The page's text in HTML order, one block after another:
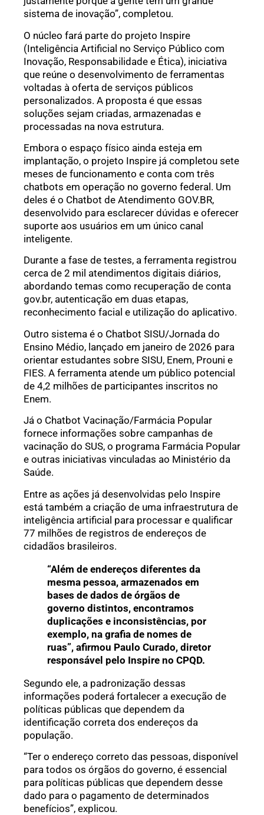
sistema de inovação”, completou.
O núcleo fará parte do projeto Inspire
(Inteligência Artificial no Serviço Público com
Inovação, Responsabilidade e Ética), iniciativa
que reúne o desenvolvimento de ferramentas
voltadas à oferta de serviços públicos
personalizados. A proposta é que essas
soluções sejam criadas, armazenadas e
processadas na nova estrutura.
Embora o espaço físico ainda esteja em
implantação, o projeto Inspire já completou sete
meses de funcionamento e conta com três
chatbots em operação no governo federal. Um
deles é o Chatbot de Atendimento GOV.BR,
desenvolvido para esclarecer dúvidas e oferecer
suporte aos usuários em um único canal
inteligente.
Durante a fase de testes, a ferramenta registrou
cerca de 2 mil atendimentos digitais diários,
abordando temas como recuperação de conta
gov.br, autenticação em duas etapas,
reconhecimento facial e utilização do aplicativo.
Outro sistema é o Chatbot SISU/Jornada do
Ensino Médio, lançado em janeiro de 2026 para
orientar estudantes sobre SISU, Enem, Prouni e
FIES. A ferramenta atende um público potencial
de 4,2 milhões de participantes inscritos no
Enem.
Já o Chatbot Vacinação/Farmácia Popular
fornece informações sobre campanhas de
vacinação do SUS, o programa Farmácia Popular
e outras iniciativas vinculadas ao Ministério da
Saúde.
Entre as ações já desenvolvidas pelo Inspire
está também a criação de uma infraestrutura de
inteligência artificial para processar e qualificar
77 milhões de registros de endereços de
cidadãos brasileiros.
“Além de endereços diferentes da
mesma pessoa, armazenados em
bases de dados de órgãos de
governo distintos, encontramos
duplicações e inconsistências, por
exemplo, na grafia de nomes de
ruas”, afirmou Paulo Curado, diretor
responsável pelo Inspire no CPQD.
Segundo ele, a padronização dessas
informações poderá fortalecer a execução de
políticas públicas que dependem da
identificação correta dos endereços da
população.
“Ter o endereço correto das pessoas, disponível
para todos os órgãos do governo, é essencial
para políticas públicas que dependem desse
dado para o pagamento de determinados
benefícios”, explicou.